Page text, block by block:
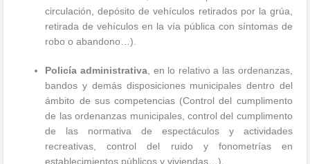
circulación, depósito de vehículos retirados por la grúa,
retirada de vehículos en la vía pública con síntomas de
robo o abandono…).
Policía administrativa , en lo relativo a las ordenanzas,
bandos y demás disposiciones municipales dentro del
ámbito de sus competencias (Control del cumplimento
de las ordenanzas municipales, control del cumplimento
de las normativa de espectáculos y actividades
recreativas, control del ruido y fonometrías en
establecimientos públicos y viviendas…).